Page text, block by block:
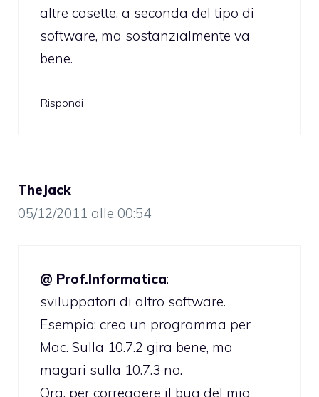
altre cosette, a seconda del tipo di
software, ma sostanzialmente va
bene.
Rispondi
TheJack
05/12/2011 alle 00:54
@ Prof.Informatica:
sviluppatori di altro software.
Esempio: creo un programma per
Mac. Sulla 10.7.2 gira bene, ma
magari sulla 10.7.3 no.
Ora, per correggere il bug del mio